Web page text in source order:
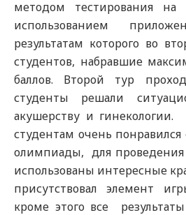
методом тестирования
использованием
результатам которого во
студентов, набравшие
баллов. Второй тур
студенты решали
акушерству и
студентам очень
олимпиады, для проведения
использованы интересные
присутствовал элемент
кроме этого все